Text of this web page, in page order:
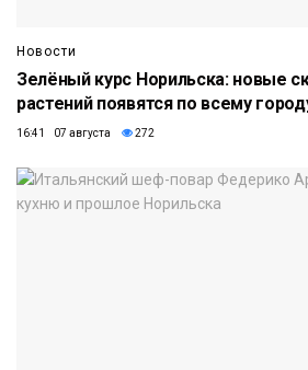
Новости
Зелёный курс Норильска: новые
растений появятся по всему
16:41 07 августа 272